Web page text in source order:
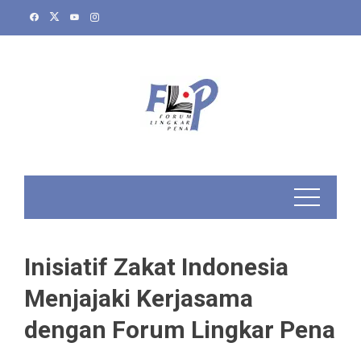
Inisiatif Zakat Indonesia
Menjajaki Kerjasama
dengan Forum Lingkar Pena